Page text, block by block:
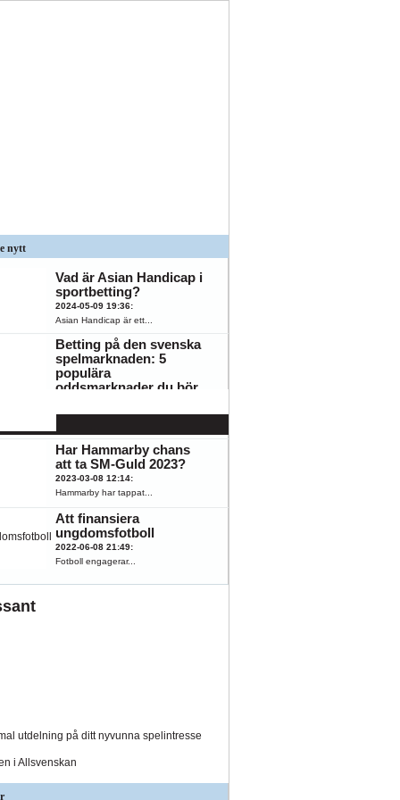
nytt
Vad är Asian Handicap i
sportbetting?
2024-05-09 19:36:
Asian Handicap är ett...
Betting på den svenska
spelmarknaden: 5
populära
oddsmarknader du bör
2023-08-07 15:43:
Hästar, fotboll,...
Har Hammarby chans
att ta SM-Guld 2023?
2023-03-08 12:14:
Hammarby har tappat...
Att finansiera
ungdomsfotboll
2022-06-08 21:49:
Fotboll engagerar...
utdelning på ditt nyvunna spelintresse
i Allsvenskan